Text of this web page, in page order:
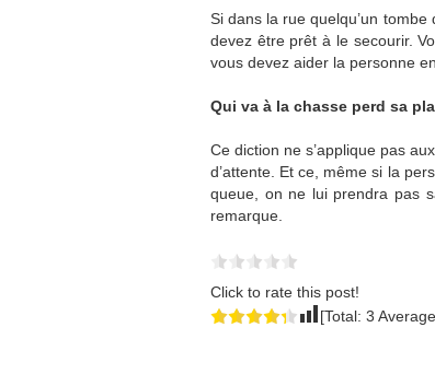
Si dans la rue quelqu’un
devez être prêt à le secourir.
vous devez aider la personne
Qui va à la chasse perd sa
Ce diction ne s’applique pas
d’attente. Et ce, même si la
queue, on ne lui prendra pas
remarque.
Click to rate this post!
[Total: 3